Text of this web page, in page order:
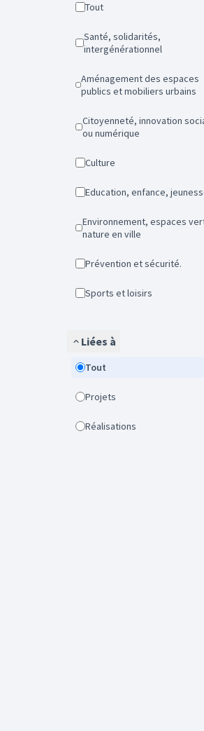
Tout
Santé, solidarités,
intergénérationnel
Aménagement des espaces
publics et mobiliers urbains
Citoyenneté, innovation sociale
ou numérique
Culture
Education, enfance,
Environnement, espaces verts,
nature en ville
Prévention et sécurité.
Sports et loisirs
Liées à
Tout
Projets
Réalisations